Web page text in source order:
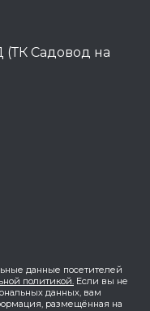
Садовод на
данные посетителей
политикой. Если вы не
данных, вам
размещённая на